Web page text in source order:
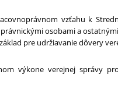
vzťahu k
osobami a
pre udržiavanie dôvery
výkone verejnej správy